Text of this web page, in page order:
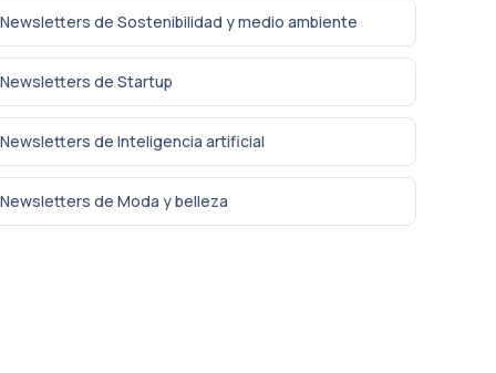
Newsletters de Sostenibilidad y medio ambiente
Newsletters de Startup
Newsletters de Inteligencia artificial
Newsletters de Moda y belleza